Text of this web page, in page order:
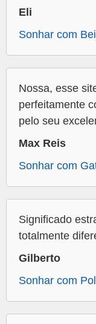
Eli
Sonhar com
Nossa, esse
perfeitamente
pelo seu
Max Reis
Sonhar com
Significado
totalmente
Gilberto
Sonhar com